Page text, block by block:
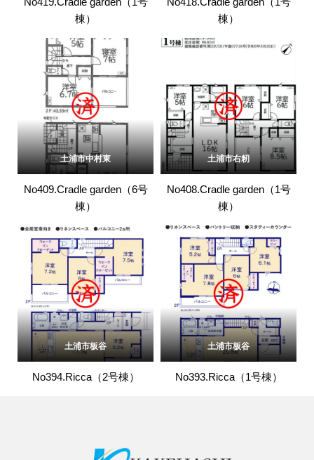
棟）
棟）
土浦市中村東
No409.Cradle garden（6号
棟）
土浦市右籾
No408.Cradle garden（1号
棟）
土浦市板谷
No394.Ricca（2号棟）
土浦市板谷
No393.Ricca（1号棟）